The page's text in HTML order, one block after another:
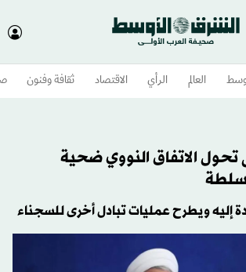
العالم الرأي الاقتصاد ثقافة وفنون
الاتفاق النووي ضحية
إليه ويطرح عمليات تبادل أخرى للسجناء